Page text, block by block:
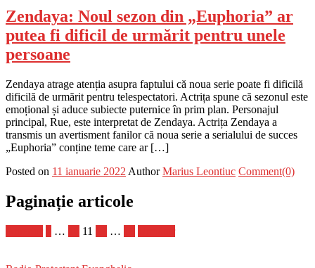
Zendaya: Noul sezon din „Euphoria” ar
putea fi dificil de urmărit pentru unele
persoane
Zendaya atrage atenția asupra faptului că noua serie poate fi dificilă
dificilă de urmărit pentru telespectatori. Actrița spune că sezonul este
emoțional și aduce subiecte puternice în prim plan. Personajul
principal, Rue, este interpretat de Zendaya. Actrița Zendaya a
transmis un avertisment fanilor că noua serie a serialului de succes
„Euphoria” conține teme care ar […]
Posted on 11 ianuarie 2022 Author Marius Leontiuc Comment(0)
Paginație articole
… 11 …